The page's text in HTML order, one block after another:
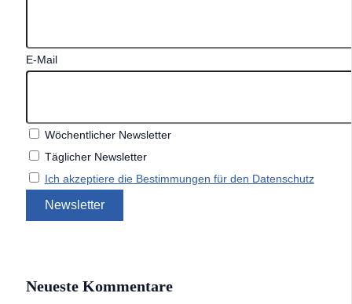
E-Mail
Wöchentlicher Newsletter
Täglicher Newsletter
Ich akzeptiere die Bestimmungen für den Datenschutz
Neueste Kommentare